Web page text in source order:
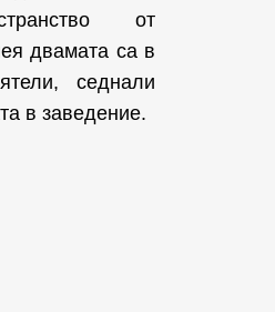
от
двамата са в
седнали
в заведение.